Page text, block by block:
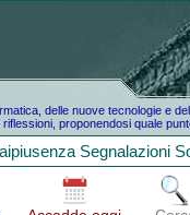
delle nuove tecnologie e
proponendosi quale
Segnalazioni